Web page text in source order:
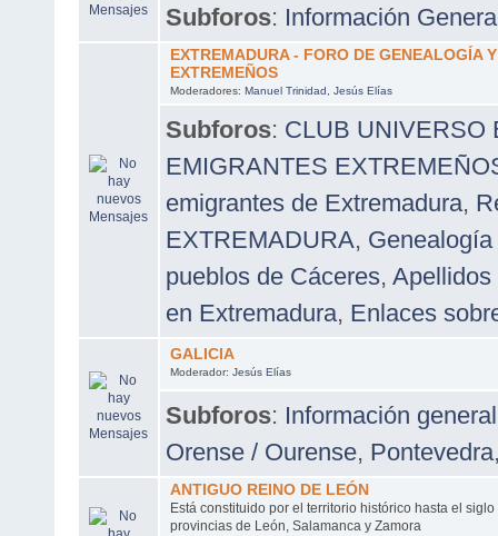
Subforos: Información
EXTREMADURA - FORO DE GENEALOGÍA
EXTREMEÑOS
Moderadores: Manuel Trinidad , Jesús Elías
Subforos: CLUB UNIVERSO
EMIGRANTES
emigrantes de Extremadura,
EXTREMADURA,
pueblos de Cáceres, Apellidos
en Extremadura, Enlaces
GALICIA
Moderador: Jesús Elías
Subforos: Información general
Orense / Ourense, Pontevedra
ANTIGUO REINO DE LEÓN
Está constituido por el territorio histórico hasta el
provincias de León, Salamanca y Zamora